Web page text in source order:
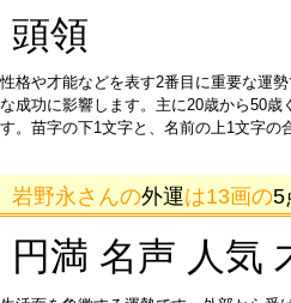
頭領
性格や才能などを表す2番目に重要な運
な成功に影響します。主に20歳から50歳
す。苗字の下1文字と、名前の上1文字の
岩野永さんの外運は13画の5
円満 名声 人気